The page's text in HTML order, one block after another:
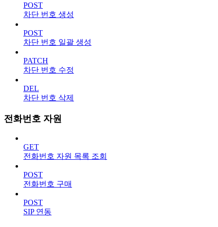
POST
차단 번호 생성
POST
차단 번호 일괄 생성
PATCH
차단 번호 수정
DEL
차단 번호 삭제
전화번호 자원
GET
전화번호 자원 목록 조회
POST
전화번호 구매
POST
SIP 연동